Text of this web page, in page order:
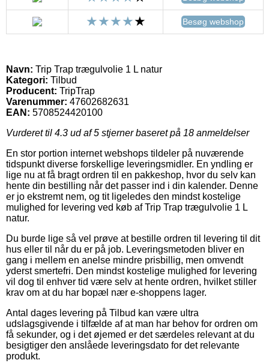
Besøg webshop
Navn: Trip Trap trægulvolie 1 L natur
Kategori: Tilbud
Producent: TripTrap
Varenummer: 47602682631
EAN: 5708524420100
Vurderet til 4.3 ud af 5 stjerner baseret på 18 anmeldelser
En stor portion internet webshops tildeler på nuværende
tidspunkt diverse forskellige leveringsmidler. En yndling er
lige nu at få bragt ordren til en pakkeshop, hvor du selv kan
hente din bestilling når det passer ind i din kalender. Denne
er jo ekstremt nem, og tit ligeledes den mindst kostelige
mulighed for levering ved køb af Trip Trap trægulvolie 1 L
natur.
Du burde lige så vel prøve at bestille ordren til levering til dit
hus eller til når du er på job. Leveringsmetoden bliver en
gang i mellem en anelse mindre prisbillig, men omvendt
yderst smertefri. Den mindst kostelige mulighed for levering
vil dog til enhver tid være selv at hente ordren, hvilket stiller
krav om at du har bopæl nær e-shoppens lager.
Antal dages levering på Tilbud kan være ultra
udslagsgivende i tilfælde af at man har behov for ordren om
få sekunder, og i det øjemed er det særdeles relevant at du
besigtiger den anslåede leveringsdato for det relevante
produkt.